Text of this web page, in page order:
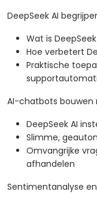
DeepSeek AI
Wat is
Hoe verbetert
Praktische
AI-chatbots bouwen
DeepSeek AI
Slimme,
Omvangrijke
afhandelen
Sentimentanalyse